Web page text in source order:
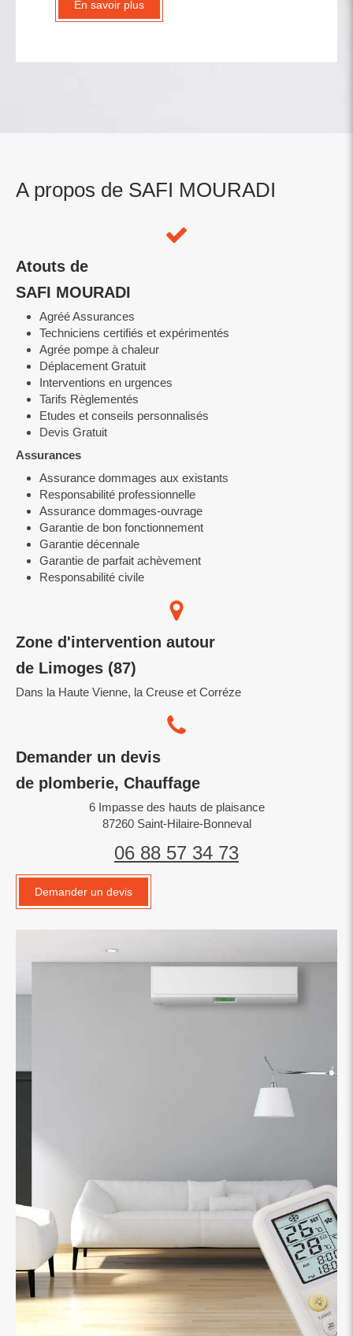
En savoir plus
A propos de SAFI MOURADI
Atouts de
SAFI MOURADI
Agréé Assurances
Techniciens certifiés et expérimentés
Agrée pompe à chaleur
Déplacement Gratuit
Interventions en urgences
Tarifs Règlementés
Etudes et conseils personnalisés
Devis Gratuit
Assurances
Assurance dommages aux existants
Responsabilité professionnelle
Assurance dommages-ouvrage
Garantie de bon fonctionnement
Garantie décennale
Garantie de parfait achèvement
Responsabilité civile
Zone d'intervention autour
de Limoges (87)
Dans la Haute Vienne, la Creuse et Corréze
Demander un devis
de plomberie, Chauffage
6 Impasse des hauts de plaisance
87260 Saint-Hilaire-Bonneval
06 88 57 34 73
Demander un devis